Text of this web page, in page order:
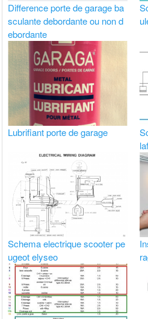
Difference porte de garage ba
sculante debordante ou non d
ebordante
Lubrifiant porte de garage
Schema electrique scooter pe
ugeot elyseo